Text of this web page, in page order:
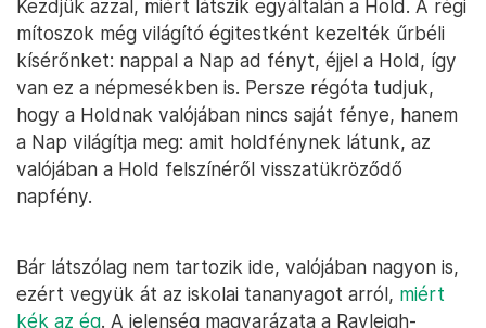
Kezdjük azzal, miért látszik egyáltalán a Hold. A régi
mítoszok még világító égitestként kezelték űrbéli
kísérőnket: nappal a Nap ad fényt, éjjel a Hold, így
van ez a népmesékben is. Persze régóta tudjuk,
hogy a Holdnak valójában nincs saját fénye, hanem
a Nap világítja meg: amit holdfénynek látunk, az
valójában a Hold felszínéről visszatükröződő
napfény.
Bár látszólag nem tartozik ide, valójában nagyon is,
ezért vegyük át az iskolai tananyagot arról, miért
kék az ég. A jelenség magyarázata a Rayleigh-